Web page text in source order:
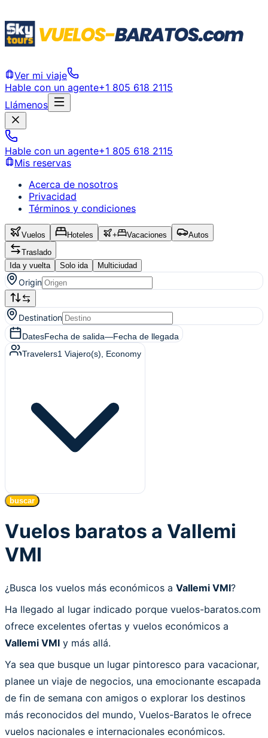
Ver mi viaje
Hable con un agente+1 805 618 2115
Llámenos
Hable con un agente+1 805 618 2115
Mis reservas
Acerca de nosotros
Privacidad
Términos y condiciones
Vuelos Hoteles + Vacaciones
Autos
Traslado
Ida y vuelta
Solo ida Multiciudad
Origin
Destination
DatesFecha de salida—Fecha de llegada
Travelers1 Viajero(s) , Economy
buscar
Vuelos baratos a Vallemi
VMI
¿Busca los vuelos más económicos a Vallemi VMI?
Ha llegado al lugar indicado porque vuelos-baratos.com
ofrece excelentes ofertas y vuelos económicos a
Vallemi VMI y más allá.
Ya sea que busque un lugar pintoresco para vacacionar,
planee un viaje de negocios, una emocionante escapada
de fin de semana con amigos o explorar los destinos
más reconocidos del mundo, Vuelos-Baratos le ofrece
vuelos nacionales e internacionales económicos.